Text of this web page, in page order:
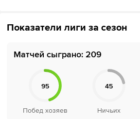
Показатели лиги за сезон
Матчей сыграно: 209